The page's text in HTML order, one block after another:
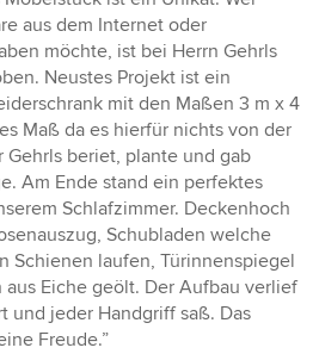
aus dem Internet oder
möchte, ist bei Herrn Gehrls
Neustes Projekt ist ein
mit den Maßen 3 m x 4
Maß da es hierfür nichts von der
Gehrls beriet, plante und gab
Am Ende stand ein perfektes
Schlafzimmer. Deckenhoch
Schubladen welche
Schienen laufen, Türinnenspiegel
aus Eiche geölt. Der Aufbau verlief
und jeder Handgriff saß. Das
Freude.”